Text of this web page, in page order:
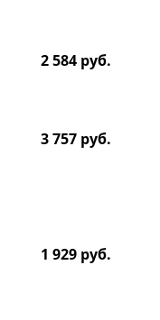
2 584 руб.
3 757 руб.
1 929 руб.